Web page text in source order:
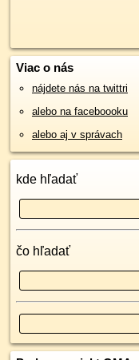
Viac o nás
nájdete nás na twittri
alebo na faceboooku
alebo aj v správach
kde hľadať
čo hľadať